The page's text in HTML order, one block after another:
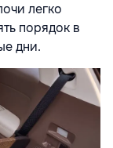
легко
порядок в
дни.